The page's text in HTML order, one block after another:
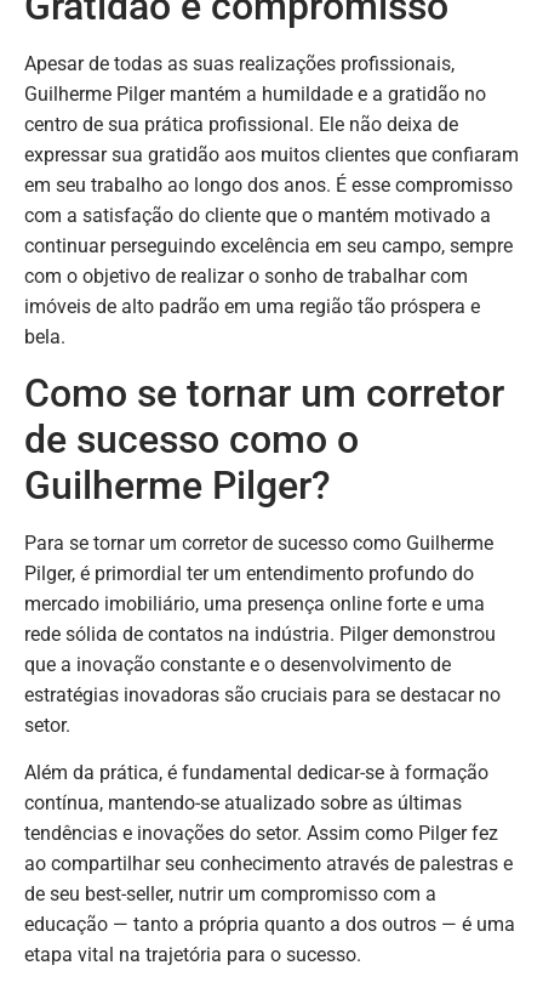
Apesar de todas as suas realizações profissionais,
Guilherme Pilger mantém a humildade e a gratidão no
centro de sua prática profissional. Ele não deixa de
expressar sua gratidão aos muitos clientes que confiaram
em seu trabalho ao longo dos anos. É esse compromisso
com a satisfação do cliente que o mantém motivado a
continuar perseguindo excelência em seu campo, sempre
com o objetivo de realizar o sonho de trabalhar com
imóveis de alto padrão em uma região tão próspera e
bela.
Como se tornar um corretor
de sucesso como o
Guilherme Pilger?
Para se tornar um corretor de sucesso como Guilherme
Pilger, é primordial ter um entendimento profundo do
mercado imobiliário, uma presença online forte e uma
rede sólida de contatos na indústria. Pilger demonstrou
que a inovação constante e o desenvolvimento de
estratégias inovadoras são cruciais para se destacar no
setor.
Além da prática, é fundamental dedicar-se à formação
contínua, mantendo-se atualizado sobre as últimas
tendências e inovações do setor. Assim como Pilger fez
ao compartilhar seu conhecimento através de palestras e
de seu best-seller, nutrir um compromisso com a
educação — tanto a própria quanto a dos outros — é uma
etapa vital na trajetória para o sucesso.